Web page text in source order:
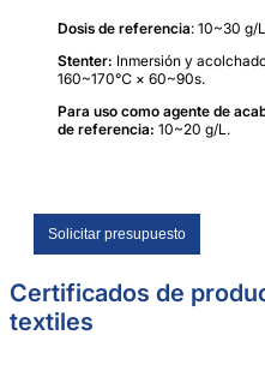
Dosis de referencia: 10~30 g/L
Stenter: Inmersión y
160~170℃ × 60~90s.
Para uso como agente de
de referencia: 10~20 g/L.
Solicitar presupuesto
Certificados de
textiles